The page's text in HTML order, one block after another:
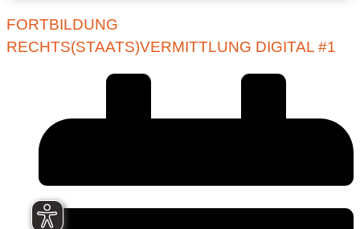
FORTBILDUNG
RECHTS(STAATS)VERMITTLUNG DIGITAL #1